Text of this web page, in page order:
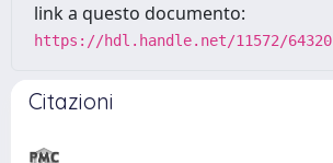
link a questo documento:
https://hdl.handle.net/11572/64320
Citazioni